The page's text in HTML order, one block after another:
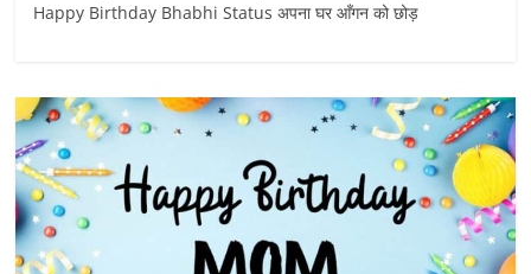
Happy Birthday Bhabhi Status अपना घर आँगन को छोड़